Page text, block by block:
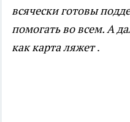
всячески готовы
помогать во всем. А
каккарталяжет.